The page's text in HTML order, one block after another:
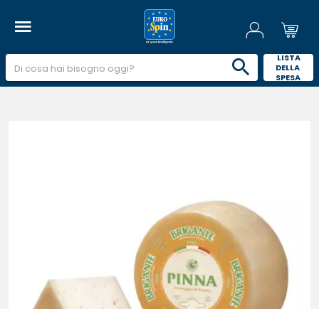
LISTA
DELLA
SPESA